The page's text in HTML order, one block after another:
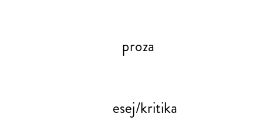
proza
esej/kritika